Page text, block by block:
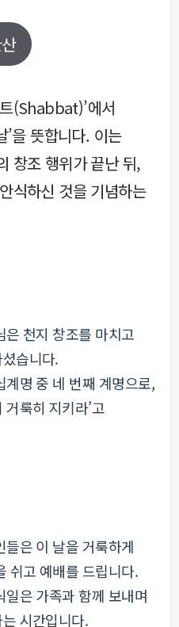
(Shabbat)’에서
’을 뜻합니다. 이는
창조 행위가 끝난 뒤,
식하신 것을 기념하는
은 천지 창조를 마치고
습니다.
계명 중 네 번째 계명으로,
거룩히 지키라’고
들은 이 날을 거룩하게
쉬고 예배를 드립니다.
일은 가족과 함께 보내며
시간입니다.